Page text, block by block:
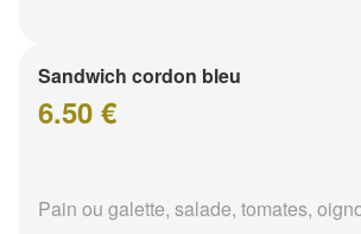
Sandwich cordon bleu
6.50 €
Pain ou galette, salade, tomates,